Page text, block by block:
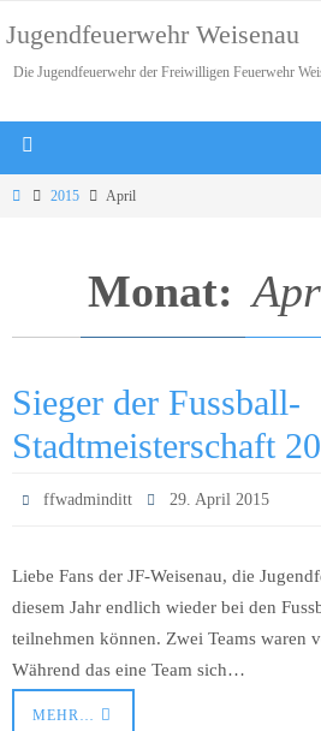
Jugendfeuerwehr Weisenau
Die Jugendfeuerwehr der Freiwilligen Feuerwehr
2015 April
Monat:
Sieger der Fussball-
Stadtmeisterschaft
ffwadminditt 29. April 2015
Liebe Fans der JF-Weisenau, die
diesem Jahr endlich wieder bei den
teilnehmen können. Zwei Teams waren
Während das eine Team sich…
MEHR…